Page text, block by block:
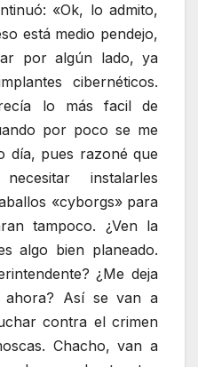
«Ok, lo admito,
está medio pendejo,
por algún lado, ya
cibernéticos.
lo más facil de
por poco se me
día, pues razoné que
instalarles
«cyborgs» para
tampoco. ¿Ven la
algo bien planeado.
¿Me deja
ahora? Así se van a
contra el crimen
Chacho, van a